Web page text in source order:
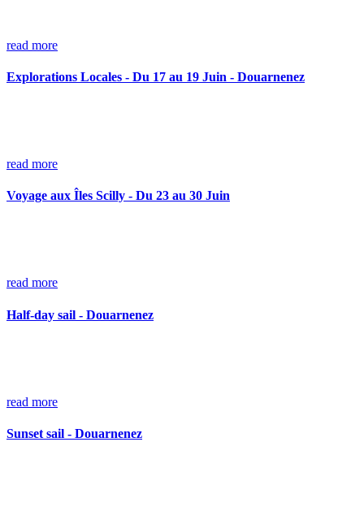
read more
Explorations Locales - Du 17 au 19 Juin - Douarnenez
read more
Voyage aux Îles Scilly - Du 23 au 30 Juin
read more
Half-day sail - Douarnenez
read more
Sunset sail - Douarnenez